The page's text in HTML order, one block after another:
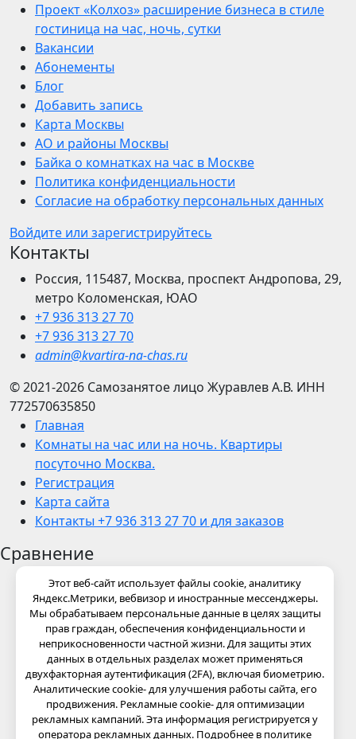
Проект «Колхоз» расширение бизнеса в стиле
гостиница на час, ночь, сутки
Вакансии
Абонементы
Блог
Добавить запись
Карта Москвы
АО и районы Москвы
Байка о комнатках на час в Москве
Политика конфиденциальности
Согласие на обработку персональных данных
Войдите или зарегистрируйтесь
Контакты
Россия, 115487, Москва, проспект Андропова, 29,
метро Коломенская, ЮАО
+7 936 313 27 70
+7 936 313 27 70
admin@kvartira-na-chas.ru
© 2021-2026 Самозанятое лицо Журавлев А.В. ИНН
772570635850
Главная
Комнаты на час или на ночь. Квартиры
посуточно Москва.
Регистрация
Карта сайта
Контакты +7 936 313 27 70 и для заказов
Сравнение
Этот веб-сайт использует файлы cookie, аналитику
Яндекс.Метрики, вебвизор и иностранные мессенджеры.
Мы обрабатываем персональные данные в целях защиты
прав граждан, обеспечения конфиденциальности и
неприкосновенности частной жизни. Для защиты этих
данных в отдельных разделах может применяться
двухфакторная аутентификация (2FA), включая биометрию.
Аналитические cookie- для улучшения работы сайта, его
продвижения. Рекламные cookie- для оптимизации
рекламных кампаний. Эта информация регистрируется у
оператора рекламных данных. Подробнее в политике